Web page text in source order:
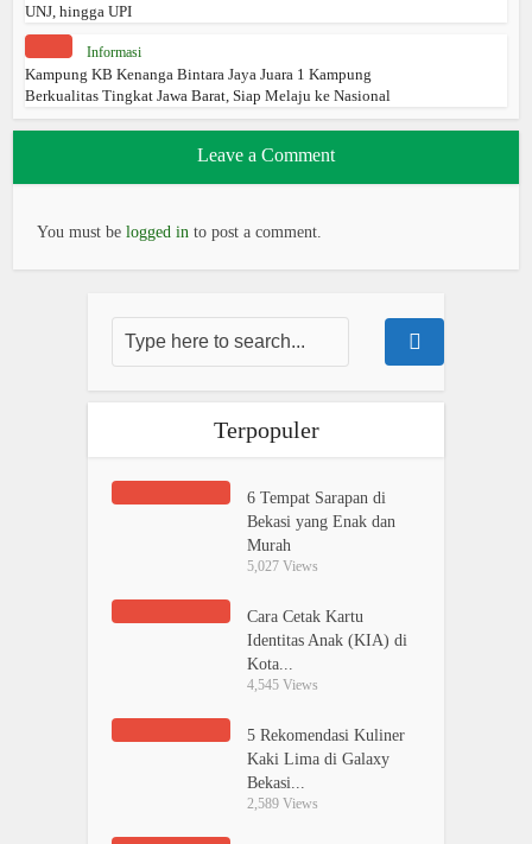
UNJ, hingga UPI
Informasi
Kampung KB Kenanga Bintara Jaya Juara 1 Kampung
Berkualitas Tingkat Jawa Barat, Siap Melaju ke Nasional
Leave a Comment
You must belogged in to post a comment.
Terpopuler
6 Tempat Sarapan di
Bekasi yang Enak dan
Murah
5,027 Views
Cara Cetak Kartu
Identitas Anak (KIA) di
Kota...
4,545 Views
5 Rekomendasi Kuliner
Kaki Lima di Galaxy
Bekasi...
2,589 Views